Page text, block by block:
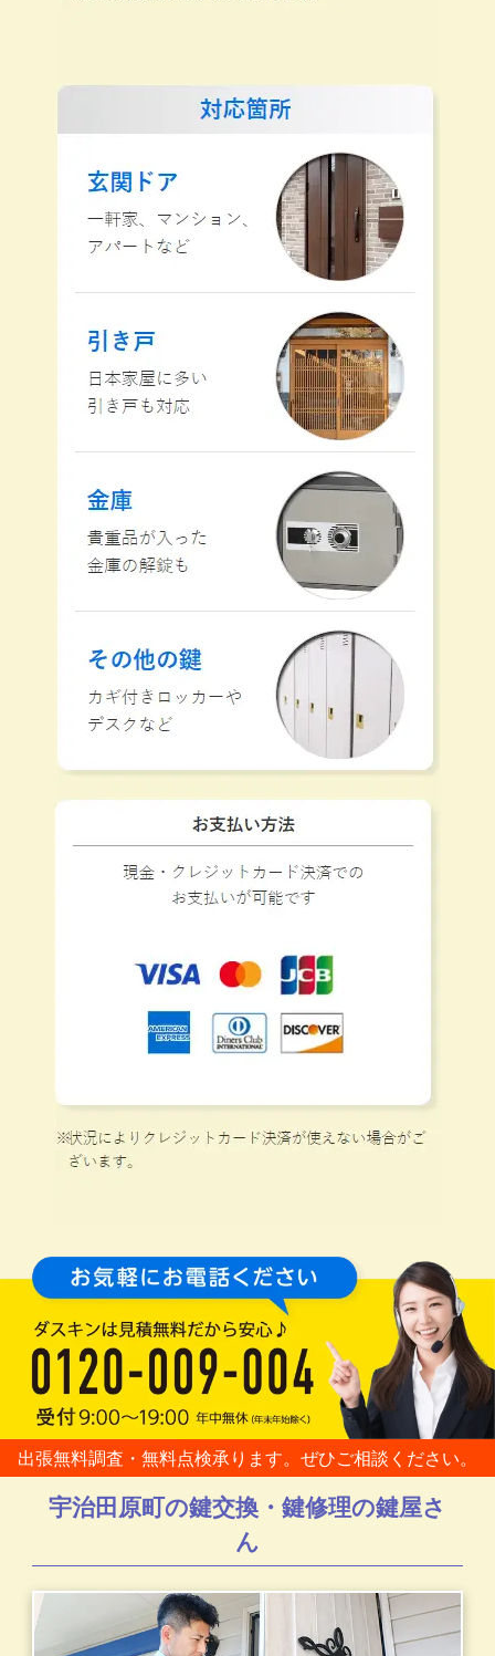
出張無料調査・無料点検承ります。ぜひご相談ください。
宇治田原町の鍵交換・鍵修理の鍵屋さ
ん